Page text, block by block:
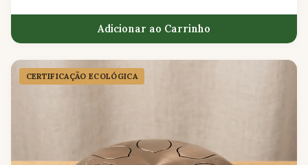
Adicionar ao Carrinho
CERTIFICAÇÃO ECOLÓGICA